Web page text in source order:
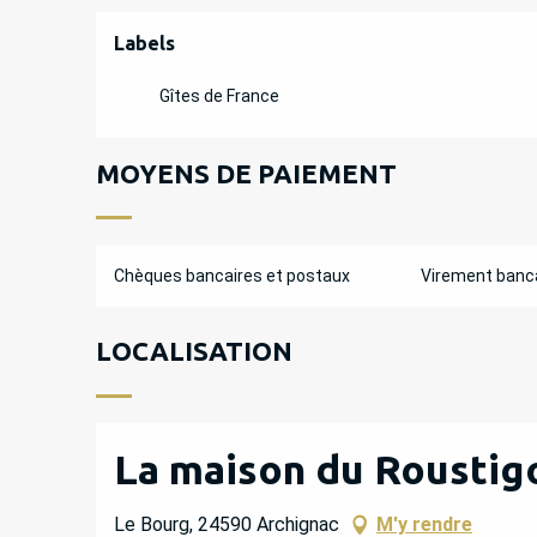
OFFRES DE
Labels
Labels
Gîtes de France
MOYENS DE PAIEMENT
Chèques bancaires et postaux Virement
LOCALISATION
La maison du
Le Bourg, 24590 Archignac M'y rendre